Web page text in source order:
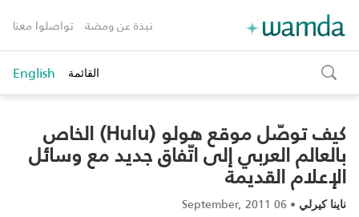
نبذة عن ومضة تواصلوا معنا
toggle
search
القائمة English
كيف توصّل موقع هولو (Hulu) الخاص
بالعالم العربي إلى اتّفاق جديد مع وسائل
الإعلام القديمة
ناينا كيرلي •
06 September, 2011